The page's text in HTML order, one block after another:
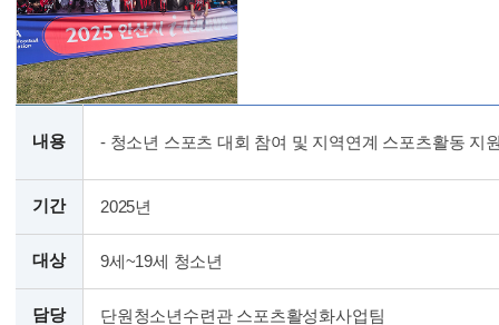
내용 - 청소년 스포츠 대회 참여 및 지역연계 스포츠활동 지
기간 2025년
대상 9세~19세 청소년
담당 단원청소년수련관 스포츠활성화사업팀